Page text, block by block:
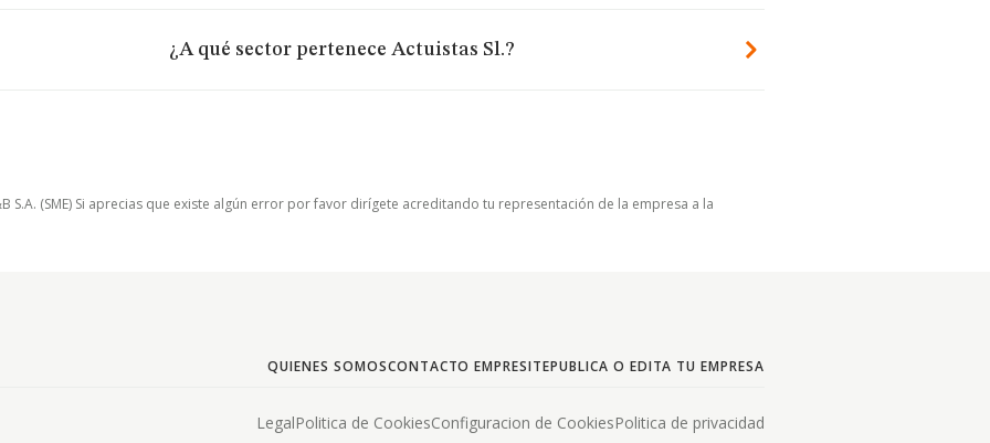
¿A qué sector pertenece Actuistas Sl.?
(SME) Si aprecias que existe algún error por favor dirígete acreditando tu representación de la empresa a la
QUIENES SOMOSCONTACTO EMPRESITEPUBLICA O EDITA TU EMPRESA
LegalPolitica de CookiesConfiguracion de CookiesPolitica de privacidad